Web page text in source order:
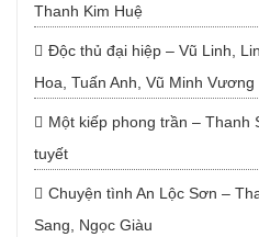
Thanh Kim Huệ
Độc thủ đại hiệp – Vũ Linh,
Hoa, Tuấn Anh, Vũ Minh Vương
Một kiếp phong trần – Thanh
tuyết
Chuyện tình An Lộc Sơn –
Sang, Ngọc Giàu